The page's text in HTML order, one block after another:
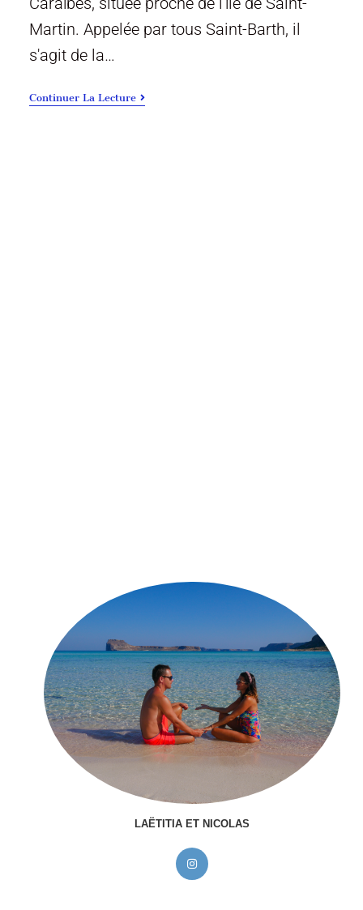
Martin. Appelée par tous Saint-Barth, il
s'agit de la…
Continuer La Lecture
LAËTITIA ET NICOLAS